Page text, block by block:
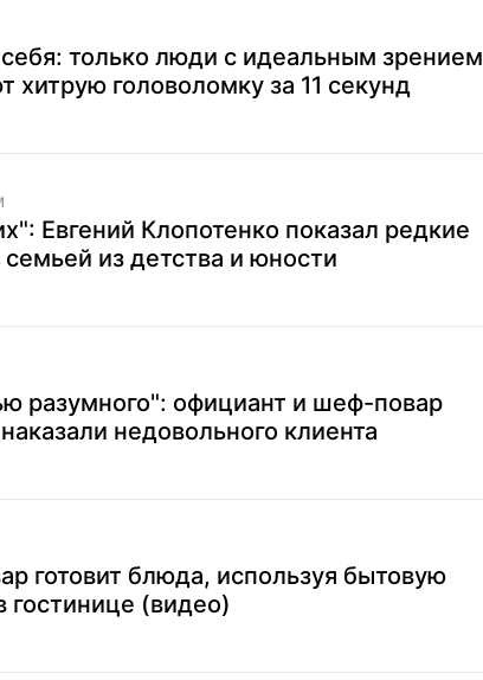
только люди с идеальным зрением
хитрую головоломку за 11 секунд
Евгений Клопотенко показал редкие
из детства и юности
разумного": официант и шеф-повар
недовольного клиента
готовит блюда, используя бытовую
гостинице (видео)